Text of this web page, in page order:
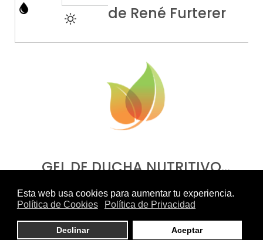
de René Furterer
GEL DE DUCHA NUTRITIVO…